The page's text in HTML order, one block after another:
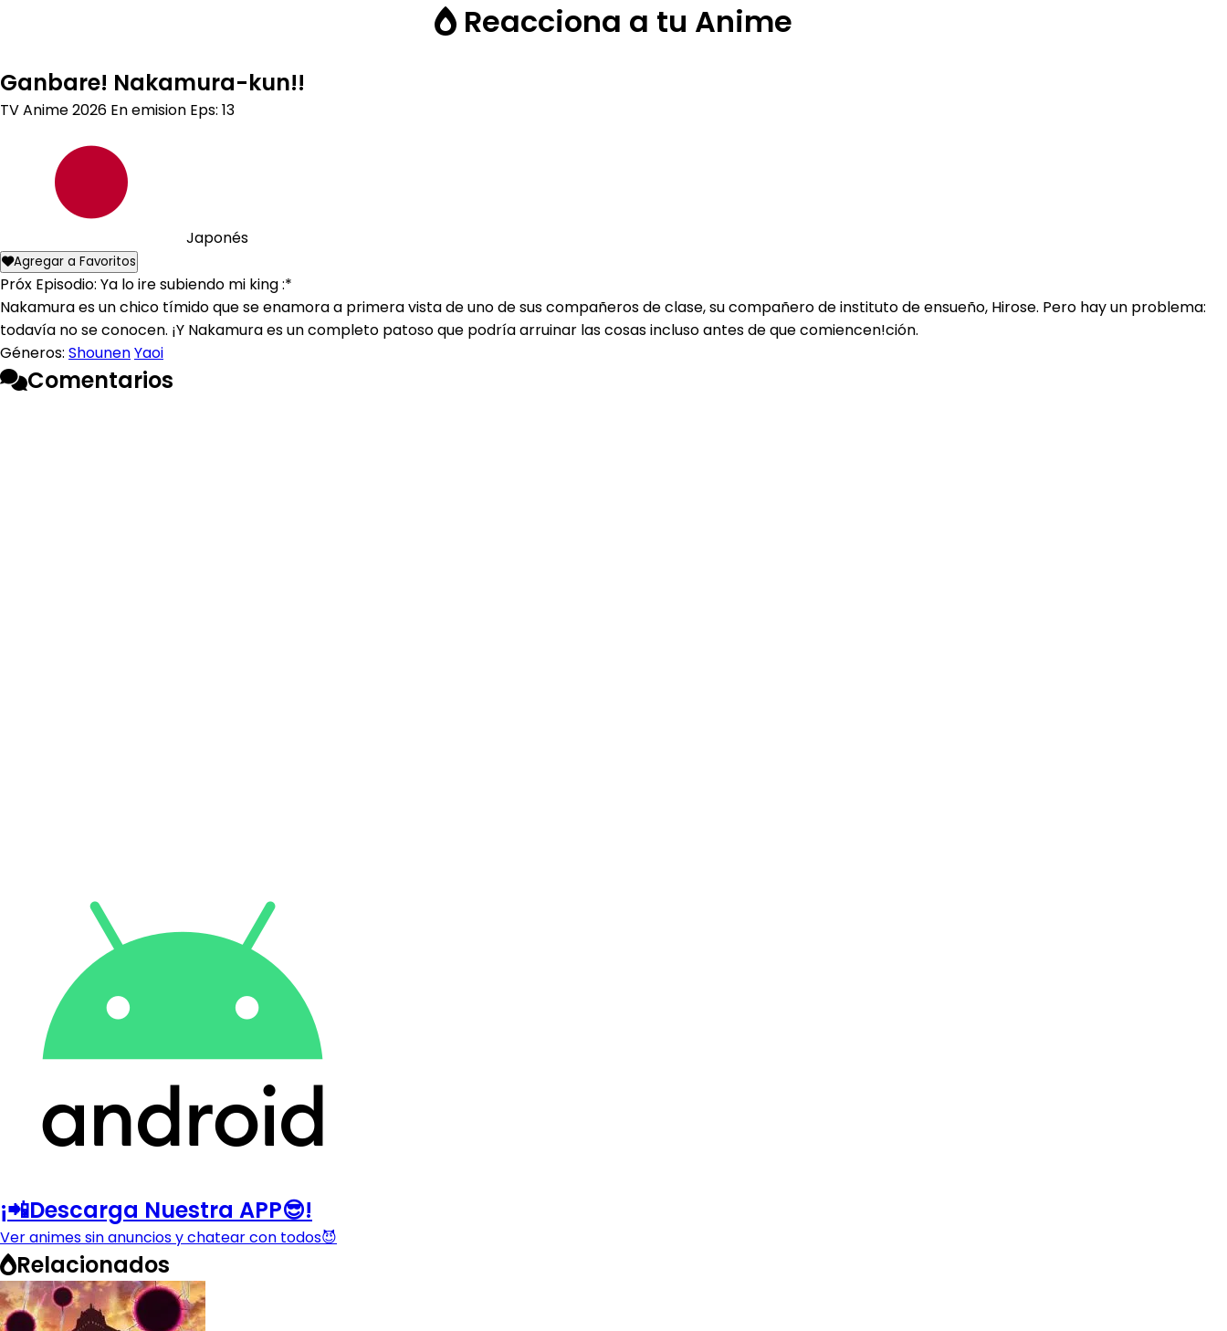
Reacciona a tu Anime
Ganbare! Nakamura-kun!!
TV Anime2026 En emision Eps: 13
Japonés
Agregar a Favoritos
Próx Episodio: Ya lo ire subiendo mi king :*
Nakamura es un chico tímido que se enamora a primera vista de uno de sus compañeros de clase, su compañero de instituto de ensueño, Hirose. Pero hay un problema:
todavía no se conocen. ¡Y Nakamura es un completo patoso que podría arruinar las cosas incluso antes de que comiencen!ción.
Géneros: ShounenYaoi
Comentarios
¡📲Descarga Nuestra APP😎!
Ver animes sin anuncios y chatear con todos😈
Relacionados